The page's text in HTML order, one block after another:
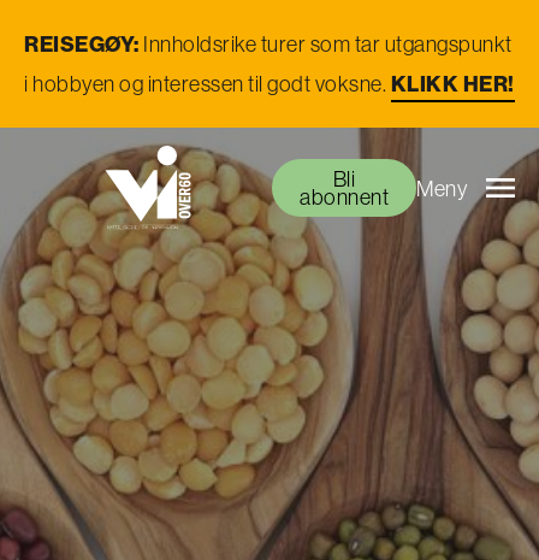
REISEGØY: Innholdsrike turer som tar utgangspunkt
i hobbyen og interessen til godt voksne.KLIKK HER!
Bli
abonnent Meny